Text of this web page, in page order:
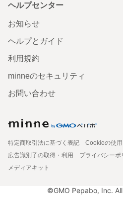
ヘルプセンター
お知らせ
ヘルプとガイド
利用規約
minneのセキュリティ
お問い合わせ
特定商取引法に基づく表記
Cookieの使
広告識別子の取得・利用
プライバシーポ
メディアキット
©GMO Pepabo, Inc.